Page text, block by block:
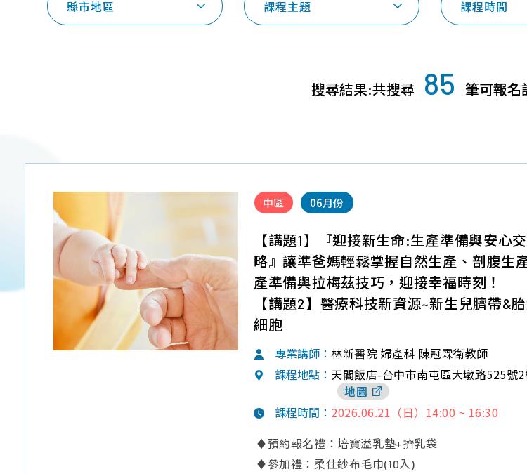
縣市地區 課程主題 課程時間
搜尋結果:共搜尋 85 筆可報名
中區 06月份
【講題1】『迎接新生命:生產準備與安心
略』讓準爸媽輕鬆掌握自然生產、剖腹生
產準備與拉梅茲技巧，迎接幸福時刻！
【講題2】醫療科技新資源~新生兒臍帶&
細胞
專業講師： 林新醫院 婦產科 陳冠霖衛教師
課程地點： 天閣飯店-台中市南屯區大墩路525號
地圖
課程時間： 2026.06.21（日）14:00 ~ 16:30
♦預約報名禮：培寶溢乳墊+擠乳袋
♦參加禮：柔仕紗布毛巾(10入)
探索幹細胞/
胎盤臍帶間質
外泌體
品質保證
年度細胞活性檢